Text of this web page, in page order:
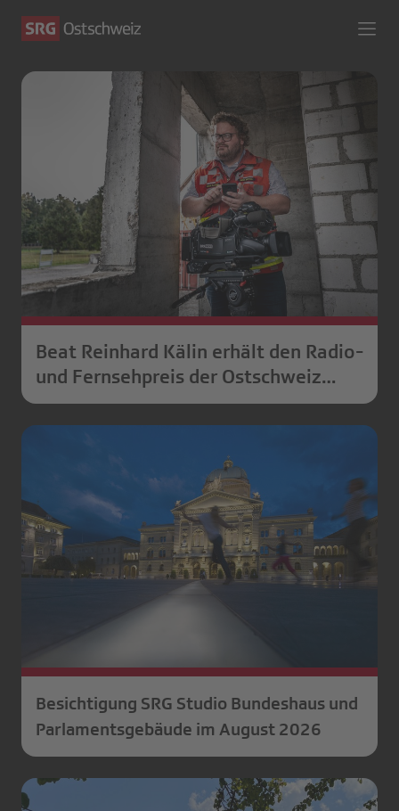
Beat Reinhard Kälin erhält den Radio-
und Fernsehpreis der Ostschweiz
2026
Besichtigung SRG Studio Bundeshaus und
Parlamentsgebäude im August 2026